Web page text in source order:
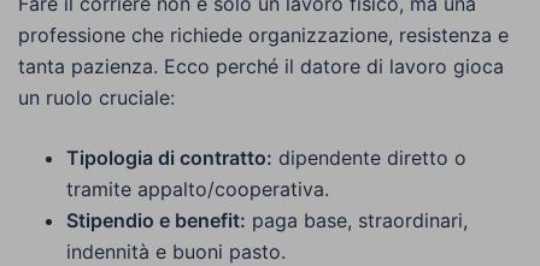
professione che richiede organizzazione, resistenza e
tanta pazienza. Ecco perché il datore di lavoro gioca
un ruolo cruciale:
Tipologia di contratto: dipendente diretto o
tramite appalto/cooperativa.
Stipendio e benefit: paga base, straordinari,
indennità e buoni pasto.